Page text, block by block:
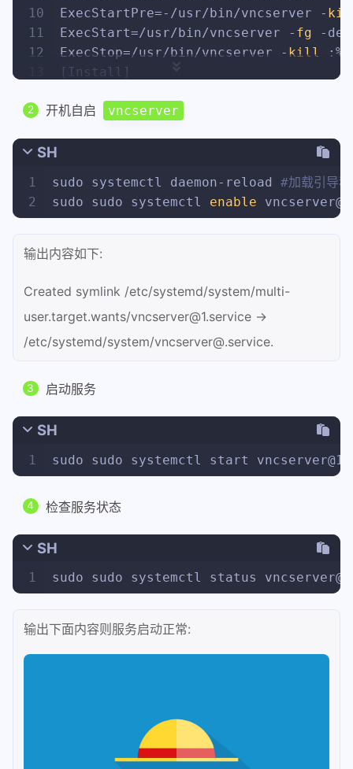
10
11
12
ExecStartPre=-/usr/bin/vncserver -
ExecStart=/usr/bin/vncserver - fg -
ExecStop=/usr/bin/vncserver - kill
:%i
[Install]
开机自启 vncserver
SH
1
2
sudo systemctl daemon-reload #加载引导
sudo sudo systemctl enable
输出内容如下:
Created symlink /etc/systemd/system/multi-
user.target.wants/vncserver@1.service →
/etc/systemd/system/vncserver@.service.
启动服务
SH
1 sudo sudo systemctl start
检查服务状态
SH
1 sudo sudo systemctl status
输出下面内容则服务启动正常: